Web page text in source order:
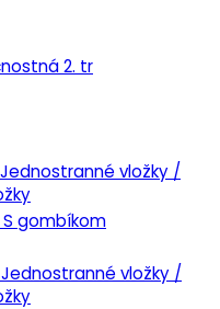
2. tr
Jednostranné vložky /
S gombíkom
Jednostranné vložky /